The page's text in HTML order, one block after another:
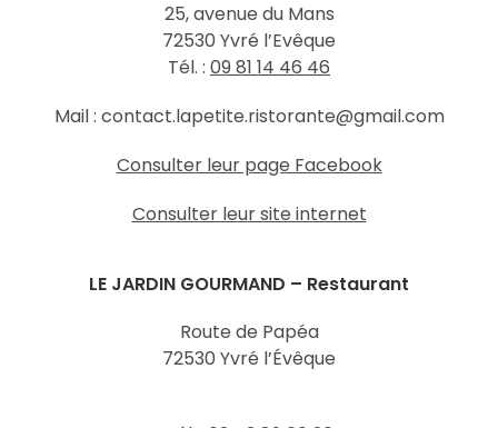
25, avenue du Mans
72530 Yvré l’Evêque
Tél. : 09 81 14 46 46
Mail : contact.lapetite.ristorante@gmail.com
Consulter leur page Facebook
Consulter leur site internet
LE JARDIN GOURMAND – Restaurant
Route de Papéa
72530 Yvré l’Évêque